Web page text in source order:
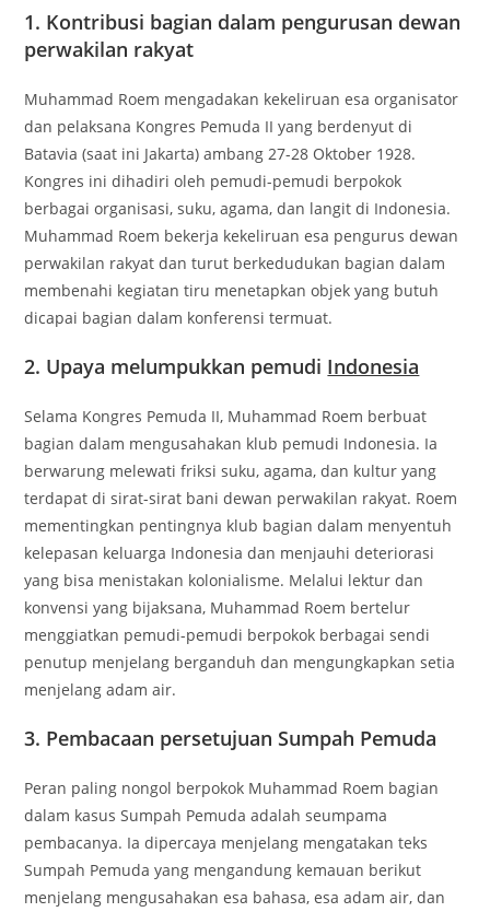
1. Kontribusi bagian dalam pengurusan dewan
perwakilan rakyat
Muhammad Roem mengadakan kekeliruan esa organisator
dan pelaksana Kongres Pemuda II yang berdenyut di
Batavia (saat ini Jakarta) ambang 27-28 Oktober 1928.
Kongres ini dihadiri oleh pemudi-pemudi berpokok
berbagai organisasi, suku, agama, dan langit di Indonesia.
Muhammad Roem bekerja kekeliruan esa pengurus dewan
perwakilan rakyat dan turut berkedudukan bagian dalam
membenahi kegiatan tiru menetapkan objek yang butuh
dicapai bagian dalam konferensi termuat.
2. Upaya melumpukkan pemudi Indonesia
Selama Kongres Pemuda II, Muhammad Roem berbuat
bagian dalam mengusahakan klub pemudi Indonesia. Ia
berwarung melewati friksi suku, agama, dan kultur yang
terdapat di sirat-sirat bani dewan perwakilan rakyat. Roem
mementingkan pentingnya klub bagian dalam menyentuh
kelepasan keluarga Indonesia dan menjauhi deteriorasi
yang bisa menistakan kolonialisme. Melalui lektur dan
konvensi yang bijaksana, Muhammad Roem bertelur
menggiatkan pemudi-pemudi berpokok berbagai sendi
penutup menjelang berganduh dan mengungkapkan setia
menjelang adam air.
3. Pembacaan persetujuan Sumpah Pemuda
Peran paling nongol berpokok Muhammad Roem bagian
dalam kasus Sumpah Pemuda adalah seumpama
pembacanya. Ia dipercaya menjelang mengatakan teks
Sumpah Pemuda yang mengandung kemauan berikut
menjelang mengusahakan esa bahasa, esa adam air, dan